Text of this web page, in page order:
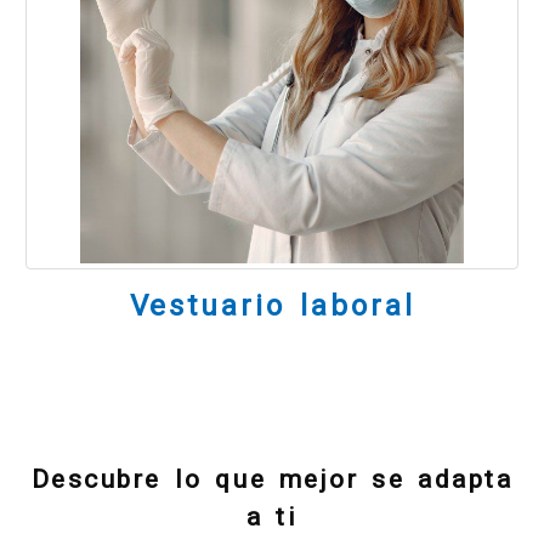
Vestuario laboral
Descubre lo que mejor se adapta
a ti